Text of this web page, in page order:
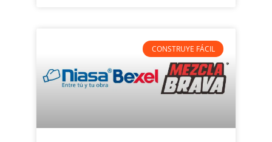
CONSTRUYE FÁCIL